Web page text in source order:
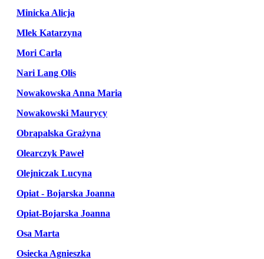
Minicka Alicja
Mlek Katarzyna
Mori Carla
Nari Lang Olis
Nowakowska Anna Maria
Nowakowski Maurycy
Obrąpalska Grażyna
Olearczyk Paweł
Olejniczak Lucyna
Opiat - Bojarska Joanna
Opiat-Bojarska Joanna
Osa Marta
Osiecka Agnieszka